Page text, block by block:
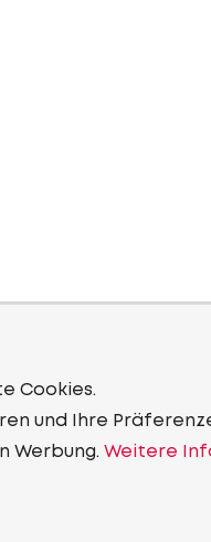
Cookies.
und Ihre
Werbung. Weitere